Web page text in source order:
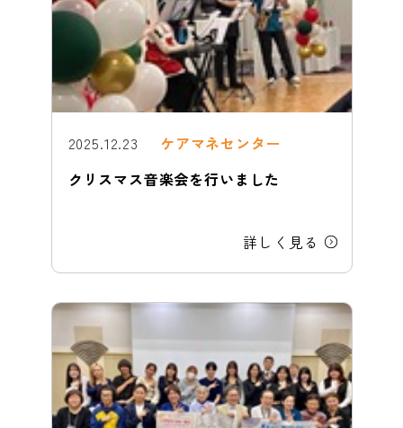
2025.12.23
ケアマネセンター
クリスマス音楽会を行いました
詳しく見る